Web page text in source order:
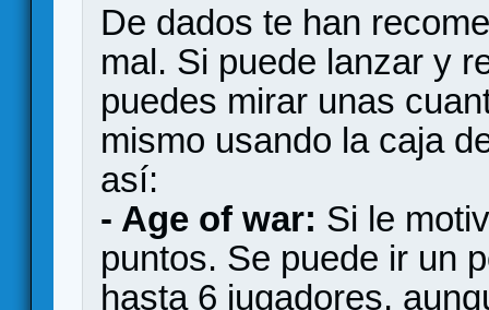
De dados te han
mal. Si puede lanzar y
puedes mirar unas
mismo usando la caja
así:
- Age of war: Si le
puntos. Se puede ir un
hasta 6 jugadores,